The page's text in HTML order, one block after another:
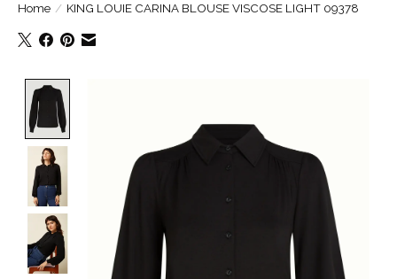
Home / KING LOUIE CARINA BLOUSE VISCOSE LIGHT 09378